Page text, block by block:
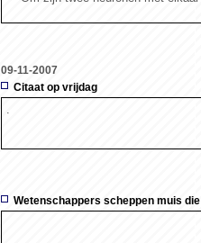
09-11-2007
Citaat op vrijdag
Wetenschappers scheppen muis